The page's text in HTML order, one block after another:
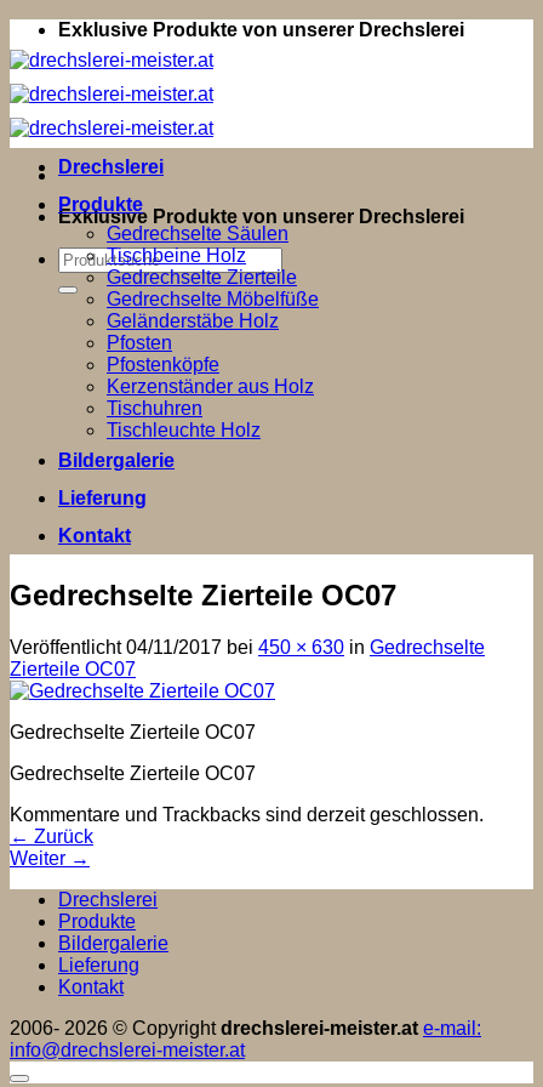
Zum
Inhalt
springen
Exklusive Produkte von unserer Drechslerei
Exklusive Produkte von unserer Drechslerei
Suchen
nach:
Drechslerei
Produkte
Gedrechselte Säulen
Tischbeine Holz
Gedrechselte Zierteile
Gedrechselte Möbelfüße
Geländerstäbe Holz
Pfosten
Pfostenköpfe
Kerzenständer aus Holz
Tischuhren
Tischleuchte Holz
Bildergalerie
Lieferung
Kontakt
Gedrechselte Zierteile OC07
Veröffentlicht04/11/2017 bei 450 × 630 in Gedrechselte
Zierteile OC07
Gedrechselte Zierteile OC07
Gedrechselte Zierteile OC07
Kommentare und Trackbacks sind derzeit geschlossen.
← Zurück
Weiter →
Drechslerei
Produkte
Bildergalerie
Lieferung
Kontakt
2006- 2026 © Copyrightdrechslerei-meister.at e-mail:
info@drechslerei-meister.at